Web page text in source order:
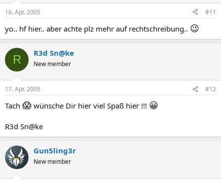
16. Apr. 2005 #11
yo.. hf hier.. aber achte plz mehr auf rechtschreibung.. 😉
R R3d Sn@ke
New member
17. Apr. 2005 #12
Tach 😱 wünsche Dir hier viel Spaß hier !!! 😀
R3d Sn@ke
Gun5ling3r
New member